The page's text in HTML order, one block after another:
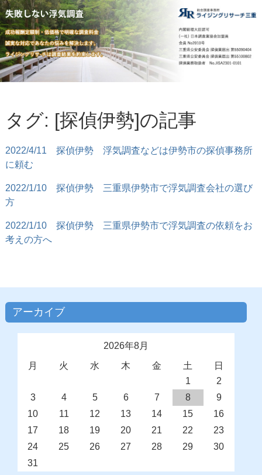
タグ: [探偵伊勢]の記事
2022/4/11
探偵伊勢 浮気調査などは伊勢市の探偵事務所
に頼む
2022/1/10
探偵伊勢 三重県伊勢市で浮気調査会社の選び
方
2022/1/10
探偵伊勢 三重県伊勢市で浮気調査の依頼をお
考えの方へ
アーカイブ
2026年8月
月
火 水 木 金 土
日
1
2
3
4 5 6 7 8
9
10
11 12 13 14 15
16
17
18 19 20 21 22
23
24
25 26 27 28 29
30
31